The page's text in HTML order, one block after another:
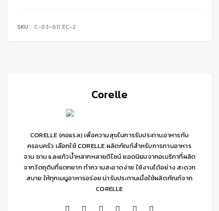
Corelle
CORELLE (คอแรล) เพื่อความสุขในการรับประทานอาหารกับ
ครอบครัว เลือกใช้ CORELLE ผลิตภัณฑ์สำหรับการทานอาหาร
จาน ชาม และแก้วน้ำหลากหลายดีไซน์ ยอดนิยมจากอเมริกาที่ผลิต
จากวัตถุดิบที่แตกยาก ทำความสะอาดง่าย ใช้งานได้อย่าง สะดวก
สบาย ให้ทุกเมนูอาหารอร่อย น่ารับประทานเมื่อใช้ผลิตภัณฑ์จาก
CORELLE
SKU C-03-611 EC-2